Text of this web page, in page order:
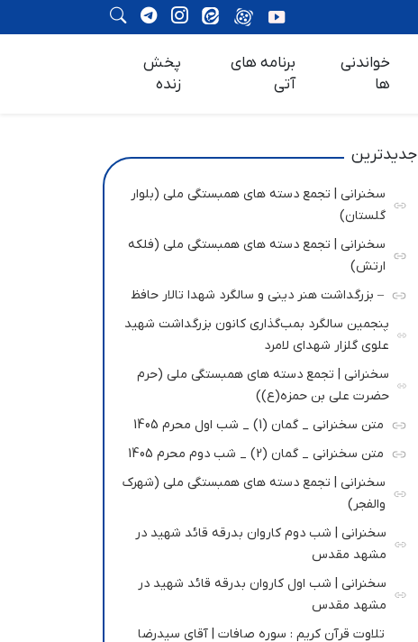
خواندنی
ها
برنامه های
آتی
پخش
زنده
جدیدترین
سخنرانی | تجمع دسته های همبستگی ملی (بلوار
گلستان)
سخنرانی | تجمع دسته های همبستگی ملی (فلکه
ارتش)
– بزرگداشت هنر دینی و سالگرد شهدا تالار حافظ
پنجمین سالگرد بمب‌گذاری کانون بزرگداشت شهید
علوی گلزار شهدای لامرد
سخنرانی | تجمع دسته های همبستگی ملی (حرم
حضرت علی بن حمزه(ع))
متن سخنرانی _ گمان (1) _ شب اول محرم 1405
متن سخنرانی _ گمان (2) _ شب دوم محرم 1405
سخنرانی | تجمع دسته های همبستگی ملی (شهرک
والفجر)
سخنرانی | شب دوم کاروان بدرقه قائد شهید در
مشهد مقدس
سخنرانی | شب اول کاروان بدرقه قائد شهید در
مشهد مقدس
تلاوت قرآن کریم : سوره صافات | آقای سیدرضا